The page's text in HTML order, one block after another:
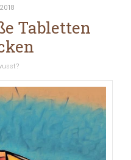
Tabletten